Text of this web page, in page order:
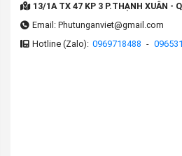
13/1A TX 47 KP 3 P.THẠNH XUÂN -
Email: Phutunganviet@gmail.com
Hotline (Zalo): 0969718488 -